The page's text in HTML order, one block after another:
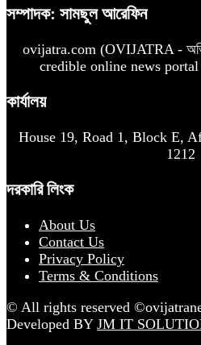
সম্পাদক: সামছুল আরেফিন
ovijatra.com (OVIJATRA -
credible online news
কার্যালয়
House 19, Road 1, Block E,
1212
দরকারি লিংক
About Us
Contact Us
Privacy Policy
Terms & Conditions
© All rights reserved
Developed BY JM IT